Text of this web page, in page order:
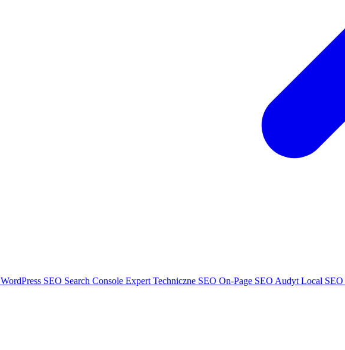
WordPress SEO Search Console Expert Techniczne SEO On-Page SEO Audyt Local SEO